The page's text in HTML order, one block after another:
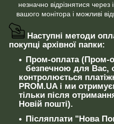
незначно відрізнятися
вашого монітора і можливі
Наступні методи
покупці архівної папки:
Пром-оплата (Пром-
безпечною для Вас,
контролюється
PROM.UA і ми
тільки після
Новій пошті).
Післяплати "Нова